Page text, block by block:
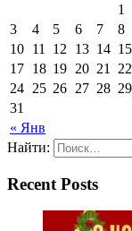
« Янв
1
3
4 5 6 7 8
10 11 12 13 14 15
17 18 19 20 21 22
24 25 26 27 28 29
31
Найти:
Recent Posts